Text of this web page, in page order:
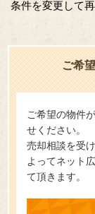
条件を変更して
ご希
ご希望の物件
せください。
売却相談を受
よってネット
て頂きます。